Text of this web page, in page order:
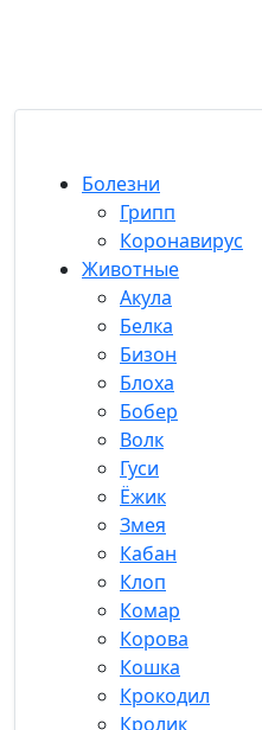
Болезни
Грипп
Коронавирус
Животные
Акула
Белка
Бизон
Блоха
Бобер
Волк
Гуси
Ёжик
Змея
Кабан
Клоп
Комар
Корова
Кошка
Крокодил
Кролик